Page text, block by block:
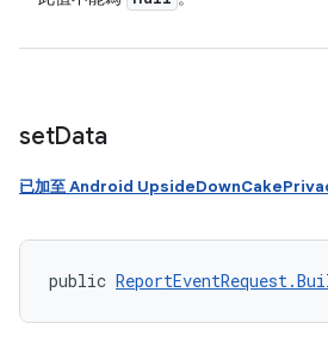
setData
已加至 Android
public